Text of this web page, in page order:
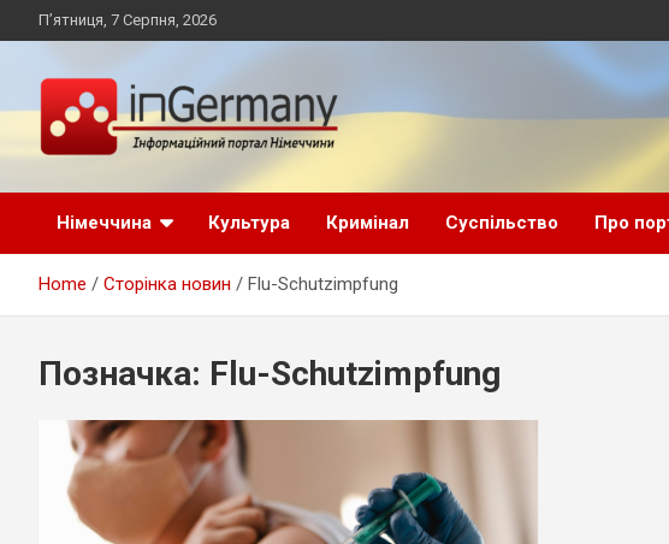
to
П’ятниця, 7 Серпня, 2026
inGermany.net
інформаційний
портал в Німеччині
Німеччини, українці в Німеччині
Німеччина
Культура Кримінал Суспільство Про
Home Сторінка новин Flu-Schutzimpfung
Позначка: Flu-Schutzimpfung